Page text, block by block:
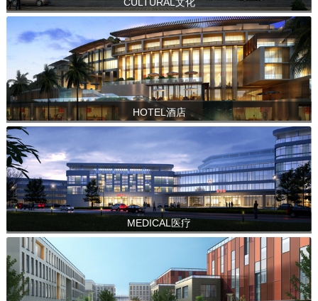
HOTEL酒店
MEDICAL医疗